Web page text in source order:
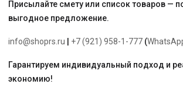
Присылайте смету или список товаров —
выгодное предложение.
info@shoprs.ru +7 (921) 958-1-777 (
Гарантируем индивидуальный подход и
экономию!